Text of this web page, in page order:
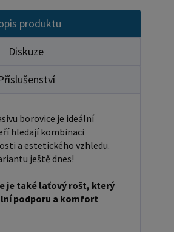
resp. rozměr matrace.
dvouletou záruku.
tomuto produktu dokoupit:
toppery - nakupujte - ZDE
postele jsou klíčové
ložnice. Výška postele by
mohli snadno vstávat a
mohou ovlivnit celkový
vaší ložnice. V naší nabídce
zvýšené. To je obzvláště
produktu
Diskuze
borovice je ideální
hledají kombinaci
a estetického vzhledu.
ještě dnes!
je také laťový rošt, který
podporu a komfort